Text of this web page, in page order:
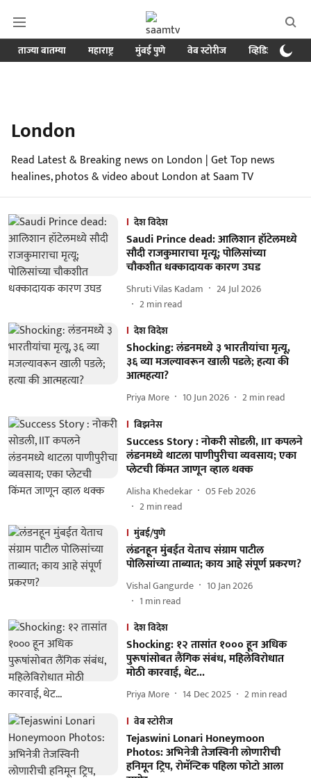
ताज्या बातम्या महाराष्ट्र मुंबई पुणे वेब स्टोरीज व्हिडिओ
London
Read Latest & Breaking news on London | Get Top news
healines, photos & video about London at Saam TV
देश विदेश
Saudi Prince dead: आलिशान हॉटेलमध्ये
सौदी राजकुमाराचा मृत्यू; पोलिसांच्या
चौकशीत धक्कादायक कारण उघड
Shruti Vilas Kadam
24 Jul 2026
2min read
देश विदेश
Shocking: लंडनमध्ये ३ भारतीयांचा मृत्यू,
३६ व्या मजल्यावरून खाली पडले; हत्या की
आत्महत्या?
Priya More 10 Jun 2026 2min read
बिझनेस
Success Story : नोकरी सोडली, IIT कपलने
लंडनमध्ये थाटला पाणीपुरीचा व्यवसाय; एका
प्लेटची किंमत जाणून व्हाल थक्क
Alisha Khedekar
05 Feb 2026
2min read
मुंबई/पुणे
लंडनहून मुंबईत येताच संग्राम पाटील
पोलिसांच्या ताब्यात; काय आहे संपूर्ण प्रकरण?
Vishal Gangurde
10 Jan 2026
1 min read
देश विदेश
Shocking: १२ तासांत १००० हून अधिक
पुरूषांसोबत लैंगिक संबंध, महिलेविरोधात
मोठी कारवाई, थेट...
Priya More 14 Dec 2025 2min read
वेब स्टोरीज
Tejaswini Lonari Honeymoon
Photos: अभिनेत्री तेजस्विनी लोणारीची
हनिमून ट्रिप, रोमॅन्टिक पहिला फोटो आला